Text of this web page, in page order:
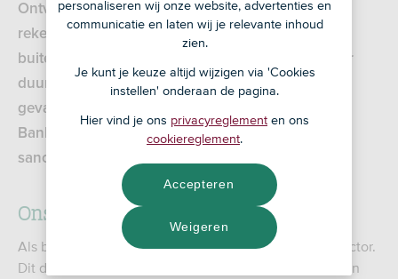
Ontvang je een bedrag uit het buitenland op jouw
rekening? Of maak je zelf geld over naar het
buitenland? Het kan zijn dat je overboeking langer
duurt of wordt geweigerd. Misschien heb je in dat
geval te maken met het sanctiebeleid van de ASN
Bank. Op deze pagina leggen we je meer uit over
sancties en wat jij daarvan kunt merken.
Ons sanctiebeleid in het kort
Als bank dragen wij bij aan een integere financiële sector.
Dit doen we door onze relaties en jouw overboekingen
personaliseren wij onze website, advertenties en
communicatie en laten wij je relevante inhoud
zien.
Je kunt je keuze altijd wijzigen via 'Cookies
instellen' onderaan de pagina.
Hier vind je ons privacyreglement en ons
cookiereglement.
Weigeren
Accepteren